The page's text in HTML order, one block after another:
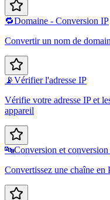
🔁Domaine - Conversion IP
Convertir un nom de
📡Vérifier l'adresse IP
Vérifie votre adresse IP et
appareil
🔤Conversion et
Convertissez une chaîne en